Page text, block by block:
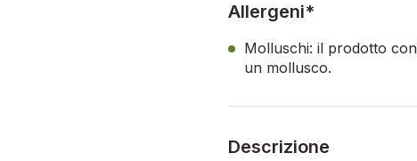
Allergeni*
Molluschi: il prodotto
un mollusco.
Descrizione